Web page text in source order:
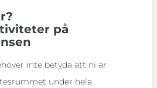
på
inte betyda att ni är
under hela